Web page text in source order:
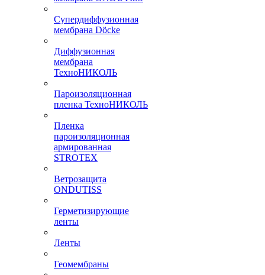
Супердиффузионная
мембрана Döcke
Диффузионная
мембрана
ТехноНИКОЛЬ
Пароизоляционная
пленка ТехноНИКОЛЬ
Пленка
пароизоляционная
армированная
STROTEX
Ветрозащита
ONDUTISS
Герметизирующие
ленты
Ленты
Геомембраны